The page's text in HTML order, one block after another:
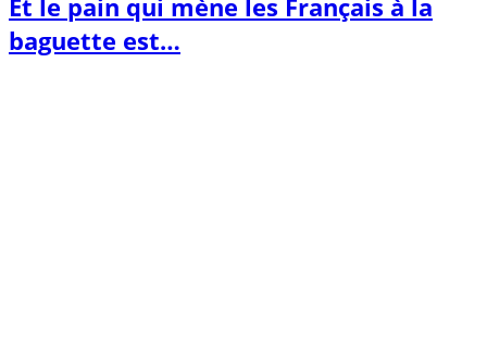
Et le pain qui mène les Français à la
baguette est…